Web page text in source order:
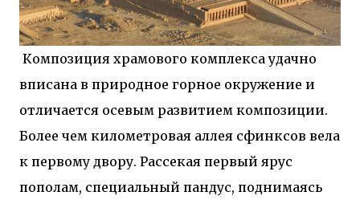
Композиция храмового комплекса удачно
вписана в природное горное окружение и
отличается осевым развитием композиции.
Более чем километровая аллея сфинксов вела
к первому двору. Рассекая первый ярус
пополам, специальный пандус, поднимаясь